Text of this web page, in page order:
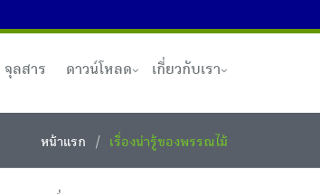
จุลสาร ดาวน์โหลด เกี่ยวกับเรา
หน้าแรก เรื่องน่ารู้ของพรรณไม้